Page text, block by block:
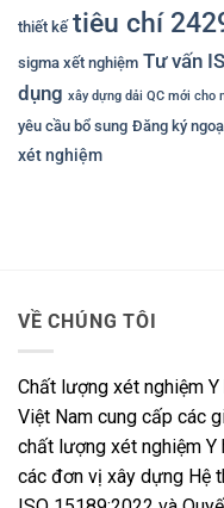
thiết kế tiêu chí
sigma xết nghiệm Tư vấn
dụng xây dựng dải QC mới cho
yêu cầu bổ sung Đăng ký
xét nghiệm
VỀ CHÚNG TÔI
Chất lượng xét nghiệm
Việt Nam cung cấp các
chất lượng xét nghiệm Y
các đơn vị xây dựng Hệ